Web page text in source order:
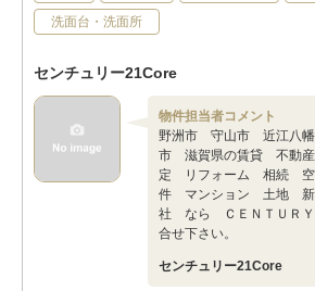
洗面台・洗面所
センチュリー21Core
物件担当者コメント
野洲市 守山市 近江八
市 滋賀県の賃貸 不動
定 リフォーム 相続
件 マンション 土地 新
社 なら ＣＥＮＴＵＲＹ
合せ下さい。
センチュリー21Core